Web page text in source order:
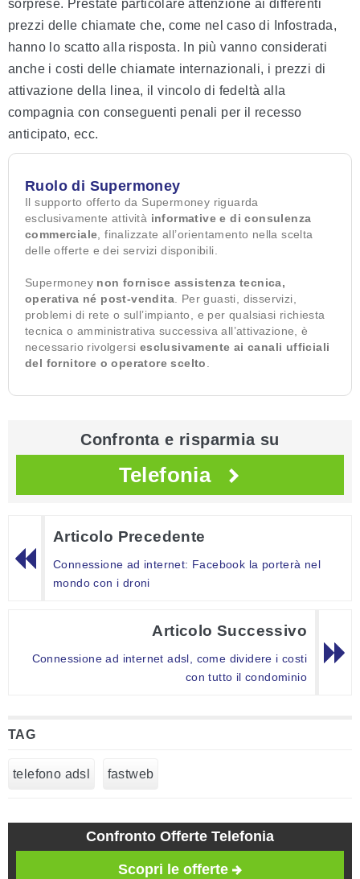
sorprese. Prestate particolare attenzione ai differenti
prezzi delle chiamate che, come nel caso di Infostrada,
hanno lo scatto alla risposta. In più vanno considerati
anche i costi delle chiamate internazionali, i prezzi di
attivazione della linea, il vincolo di fedeltà alla
compagnia con conseguenti penali per il recesso
anticipato, ecc.
Ruolo di Supermoney
Il supporto offerto da Supermoney riguarda
esclusivamente attività informative e di consulenza
commerciale, finalizzate all’orientamento nella scelta
delle offerte e dei servizi disponibili.
Supermoney non fornisce assistenza tecnica,
operativa né post-vendita. Per guasti, disservizi,
problemi di rete o sull’impianto, e per qualsiasi richiesta
tecnica o amministrativa successiva all’attivazione, è
necessario rivolgersi esclusivamente ai canali ufficiali
del fornitore o operatore scelto.
Confronta e risparmia su
Telefonia
Articolo Precedente
Connessione ad internet: Facebook la porterà nel
mondo con i droni
Articolo Successivo
Connessione ad internet adsl, come dividere i costi
con tutto il condominio
TAG
telefono adsl fastweb
Confronto Offerte Telefonia
Scopri le offerte